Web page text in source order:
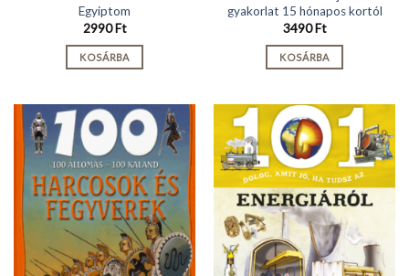
Egyiptom
2990Ft
KOSÁRBA
gyakorlat 15 hónapos kortól
3490Ft
KOSÁRBA